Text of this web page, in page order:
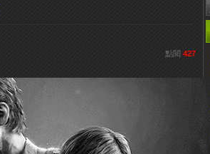
點閱 427